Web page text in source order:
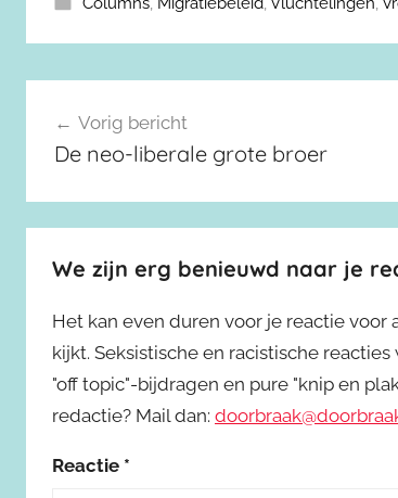
Berichtnavigatie
Vorig bericht
De neo-liberale grote broer
We zijn erg benieuwd naar je
Het kan even duren voor je reactie
kijkt. Seksistische en racistische
"off topic"-bijdragen en pure "knip en
redactie? Mail dan:
Reactie *